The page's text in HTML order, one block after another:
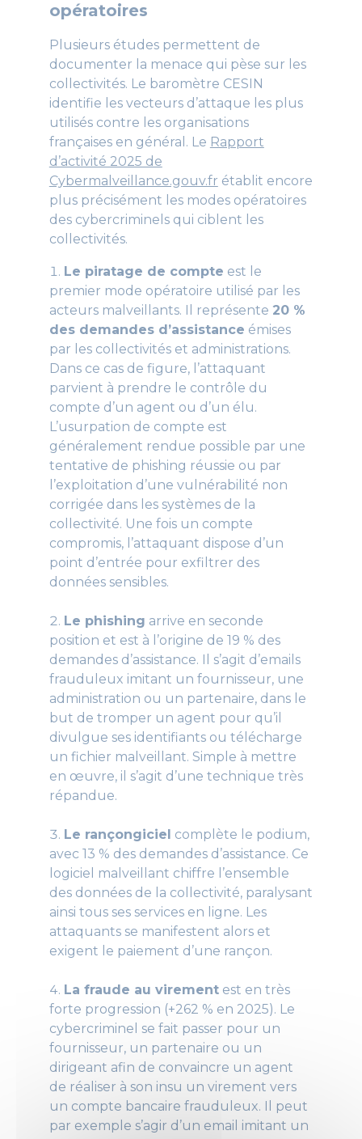
opératoires
Plusieurs études permettent de
documenter la menace qui pèse sur les
collectivités. Le baromètre CESIN
identifie les vecteurs d’attaque les plus
utilisés contre les organisations
françaises en général. Le Rapport
d’activité 2025 de
Cybermalveillance.gouv.fr établit encore
plus précisément les modes opératoires
des cybercriminels qui ciblent les
collectivités.
Le piratage de compte est le
premier mode opératoire utilisé par les
acteurs malveillants. Il représente 20 %
des demandes d’assistance émises
par les collectivités et administrations.
Dans ce cas de figure, l’attaquant
parvient à prendre le contrôle du
compte d’un agent ou d’un élu.
L’usurpation de compte est
généralement rendue possible par une
tentative de phishing réussie ou par
l’exploitation d’une vulnérabilité non
corrigée dans les systèmes de la
collectivité. Une fois un compte
compromis, l’attaquant dispose d’un
point d’entrée pour exfiltrer des
données sensibles.
Le phishing arrive en seconde
position et est à l’origine de 19 % des
demandes d’assistance. Il s’agit d’emails
frauduleux imitant un fournisseur, une
administration ou un partenaire, dans le
but de tromper un agent pour qu’il
divulgue ses identifiants ou télécharge
un fichier malveillant. Simple à mettre
en œuvre, il s’agit d’une technique très
répandue.
Le rançongiciel complète le podium,
avec 13 % des demandes d’assistance. Ce
logiciel malveillant chiffre l’ensemble
des données de la collectivité, paralysant
ainsi tous ses services en ligne. Les
attaquants se manifestent alors et
exigent le paiement d’une rançon.
La fraude au virementest en très
forte progression (+262 % en 2025). Le
cybercriminel se fait passer pour un
fournisseur, un partenaire ou un
dirigeant afin de convaincre un agent
de réaliser à son insu un virement vers
un compte bancaire frauduleux. Il peut
par exemple s’agir d’un email imitant un